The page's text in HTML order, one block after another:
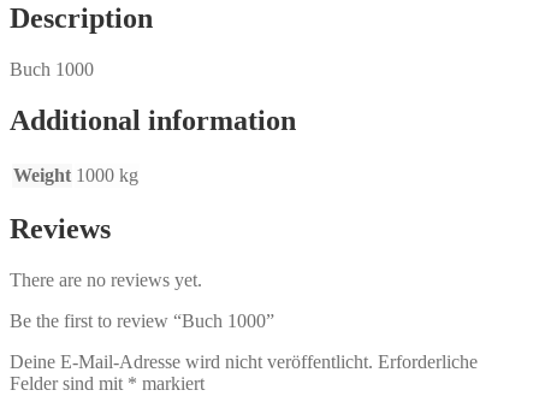
Description
Buch 1000
Additional information
Weight 1000 kg
Reviews
There are no reviews yet.
Be the first to review “Buch 1000”
Deine E-Mail-Adresse wird nicht veröffentlicht. Erforderliche
Felder sind mit * markiert